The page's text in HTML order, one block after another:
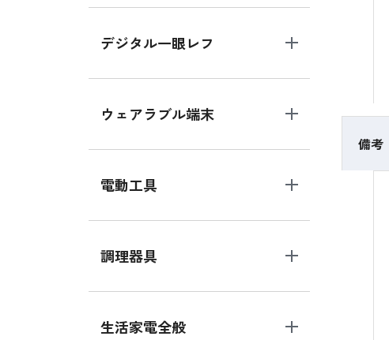
デジタル一眼レフ
ウェアラブル端末
電動工具
調理器具
生活家電全般
備考